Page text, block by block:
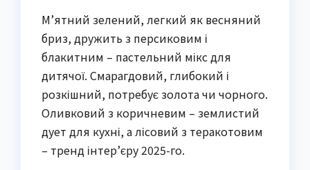
М’ятний зелений, легкий як весняний
бриз, дружить з персиковим і
блакитним – пастельний мікс для
дитячої. Смарагдовий, глибокий і
розкішний, потребує золота чи чорного.
Оливковий з коричневим – землистий
дует для кухні, а лісовий з теракотовим
– тренд інтер’єру 2025-го.